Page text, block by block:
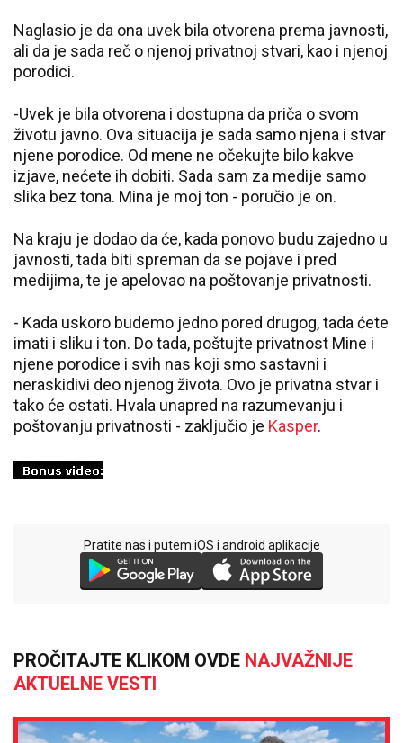
Naglasio je da ona uvek bila otvorena prema javnosti,
ali da je sada reč o njenoj privatnoj stvari, kao i njenoj
porodici.
-Uvek je bila otvorena i dostupna da priča o svom
životu javno. Ova situacija je sada samo njena i stvar
njene porodice. Od mene ne očekujte bilo kakve
izjave, nećete ih dobiti. Sada sam za medije samo
slika bez tona. Mina je moj ton - poručio je on.
Na kraju je dodao da će, kada ponovo budu zajedno u
javnosti, tada biti spreman da se pojave i pred
medijima, te je apelovao na poštovanje privatnosti.
- Kada uskoro budemo jedno pored drugog, tada ćete
imati i sliku i ton. Do tada, poštujte privatnost Mine i
njene porodice i svih nas koji smo sastavni i
neraskidivi deo njenog života. Ovo je privatna stvar i
tako će ostati. Hvala unapred na razumevanju i
poštovanju privatnosti - zaključio je Kasper.
Pratite nas i putem iOS i android aplikacije
PROČITAJTE KLIKOM OVDE NAJVAŽNIJE
AKTUELNE VESTI